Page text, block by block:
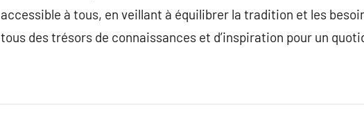
accessible à tous, en veillant à équilibrer la tradition et les
tous des trésors de connaissances et d’inspiration pour un